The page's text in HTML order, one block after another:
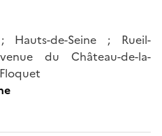
Hauts-de-Seine ; Rueil-
du Château-de-la-